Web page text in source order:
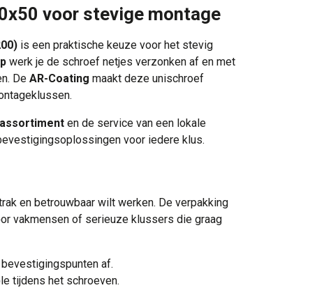
voor stevige montage
is een praktische keuze voor het stevig
werk je de schroef netjes verzonken af en met
De AR-Coating maakt deze unischroef
en de service van een lokale
voor iedere klus.
en betrouwbaar wilt werken. De verpakking
vakmensen of serieuze klussers die graag
af.
tijdens het schroeven.